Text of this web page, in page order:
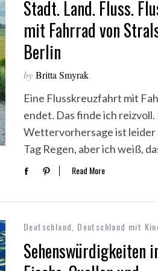
Stadt. Land. Fluss.
mit Fahrrad von
Berlin
by Britta Smyrak
Eine Flusskreuzfahrt mit
endet. Das finde ich reizvoll.
Wettervorhersage ist leider
Tag Regen, aber ich weiß,
Read More
Deutschland, Deutschland mit
Sehenswürdigkeiten